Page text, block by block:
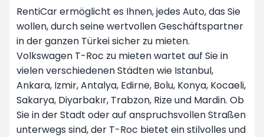
RentiCar ermöglicht es Ihnen, jedes Auto, das Sie
wollen, durch seine wertvollen Geschäftspartner
in der ganzen Türkei sicher zu mieten.
Volkswagen T-Roc zu mieten wartet auf Sie in
vielen verschiedenen Städten wie Istanbul,
Ankara, Izmir, Antalya, Edirne, Bolu, Konya, Kocaeli,
Sakarya, Diyarbakır, Trabzon, Rize und Mardin. Ob
Sie in der Stadt oder auf anspruchsvollen Straßen
unterwegs sind, der T-Roc bietet ein stilvolles und